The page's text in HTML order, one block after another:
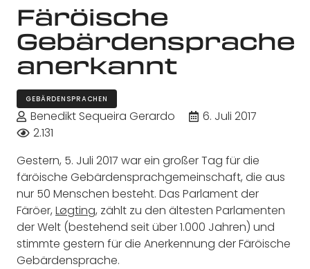
Färöische
Gebärdensprache
anerkannt
GEBÄRDENSPRACHEN
Benedikt Sequeira Gerardo
6. Juli 2017
2.131
Gestern, 5. Juli 2017 war ein großer Tag für die
färöische Gebärdensprachgemeinschaft, die aus
nur 50 Menschen besteht. Das Parlament der
Färöer, Løgting, zählt zu den ältesten Parlamenten
der Welt (bestehend seit über 1.000 Jahren) und
stimmte gestern für die Anerkennung der Färöische
Gebärdensprache.